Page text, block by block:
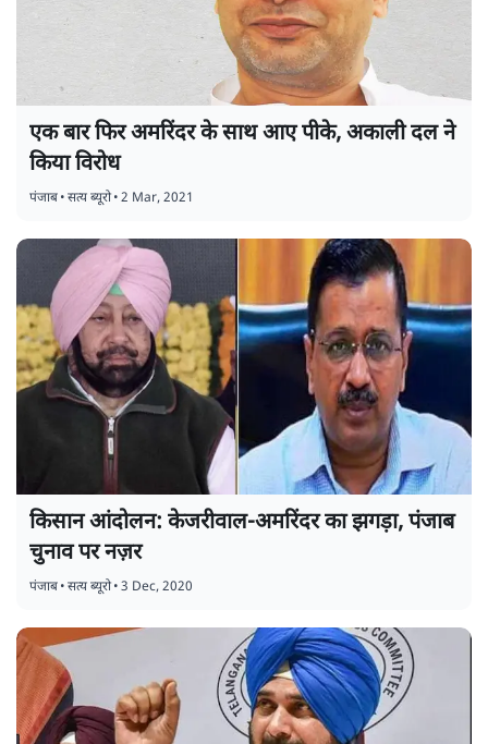
एक बार फिर अमरिंदर के साथ आए पीके, अकाली दल ने
किया विरोध
पंजाब•सत्य ब्यूरो•2 Mar, 2021
किसान आंदोलन: केजरीवाल-अमरिंदर का झगड़ा, पंजाब
चुनाव पर नज़र
पंजाब•सत्य ब्यूरो•3 Dec, 2020